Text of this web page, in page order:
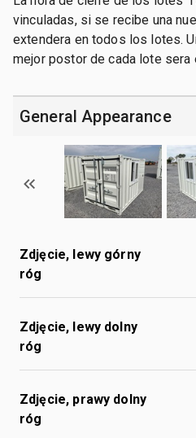
vinculadas, si se recibe una
extendera en todos los lotes.
mejor postor de cada lote sera
General Appearance
Zdjęcie, lewy górny
róg
Zdjęcie, lewy dolny
róg
Zdjęcie, prawy dolny
róg